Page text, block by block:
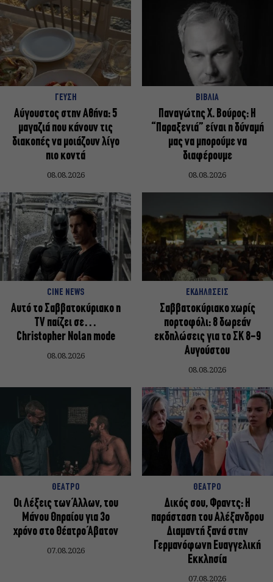
ΓΕΥΣΗ
Αύγουστος στην Αθήνα: 5
μαγαζιά που κάνουν τις
διακοπές να μοιάζουν λίγο
πιο κοντά
08.08.2026
ΒΙΒΛΙΑ
Παναγώτης Χ. Βούρος: Η
“Παραξενιά” είναι η δύναμή
μας να μπορούμε να
διαφέρουμε
08.08.2026
CINE NEWS
Αυτό το Σαββατοκύριακο η
TV παίζει σε…
Christopher Nolan mode
08.08.2026
ΕΚΔΗΛΩΣΕΙΣ
Σαββατοκύριακο χωρίς
πορτοφόλι: 8 δωρεάν
εκδηλώσεις για το ΣΚ 8-9
Αυγούστου
08.08.2026
ΘΕΑΤΡΟ
Οι Λέξεις των Άλλων, του
Μάνου Θηραίου για 3ο
χρόνο στο Θέατρο Άβατον
07.08.2026
ΘΕΑΤΡΟ
Δικός σου, Φραντς: Η
παράσταση του Αλέξανδρου
Διαμαντή ξανά στην
Γερμανόφωνη Ευαγγελική
Εκκλησία
07.08.2026